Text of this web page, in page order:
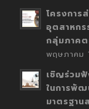
โครงการ
อุตสาหกร
กลุ่มภาค
พฤษภาคม
เชิญร่วมฟั
ในการพัฒ
มาตรฐาน